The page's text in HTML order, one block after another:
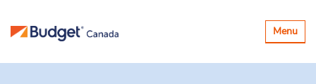
Basculer
la
Menu